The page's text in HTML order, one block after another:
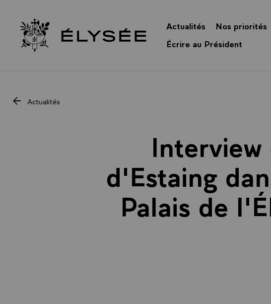
Retour à l’accueil Élysée
Actualités Nos priorités
Écrire au Président
Actualités
Interview
d'Estaing
Palais de